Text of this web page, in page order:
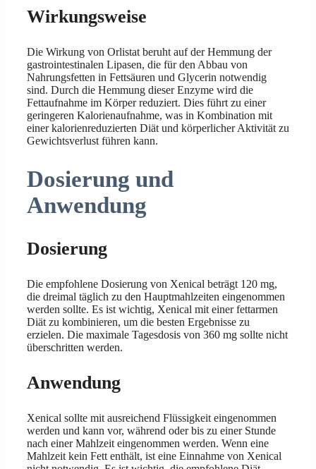
Wirkungsweise
Die Wirkung von Orlistat beruht auf der Hemmung der
gastrointestinalen Lipasen, die für den Abbau von
Nahrungsfetten in Fettsäuren und Glycerin notwendig
sind. Durch die Hemmung dieser Enzyme wird die
Fettaufnahme im Körper reduziert. Dies führt zu einer
geringeren Kalorienaufnahme, was in Kombination mit
einer kalorienreduzierten Diät und körperlicher Aktivität zu
Gewichtsverlust führen kann.
Dosierung und
Anwendung
Dosierung
Die empfohlene Dosierung von Xenical beträgt 120 mg,
die dreimal täglich zu den Hauptmahlzeiten eingenommen
werden sollte. Es ist wichtig, Xenical mit einer fettarmen
Diät zu kombinieren, um die besten Ergebnisse zu
erzielen. Die maximale Tagesdosis von 360 mg sollte nicht
überschritten werden.
Anwendung
Xenical sollte mit ausreichend Flüssigkeit eingenommen
werden und kann vor, während oder bis zu einer Stunde
nach einer Mahlzeit eingenommen werden. Wenn eine
Mahlzeit kein Fett enthält, ist eine Einnahme von Xenical